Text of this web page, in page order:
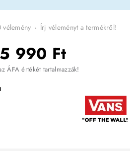
vélemény - Írj véleményt a termékről!
990 Ft
ÁFA értékét tartalmazzák!